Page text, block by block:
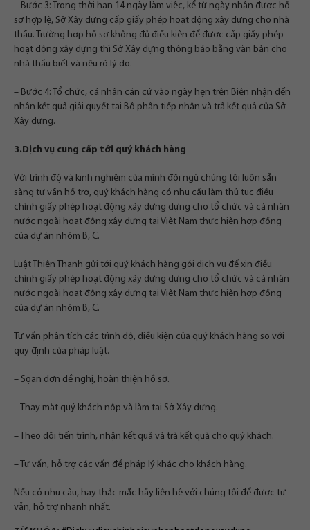
– Bước 3: Trong thời hạn 14 ngày làm việc, kể từ ngày nhận được hồ
sơ hợp lệ, Sở Xây dựng cấp giấy phép hoạt động xây dựng cho nhà
thầu. Trường hợp hồ sơ không đủ điều kiện để được cấp giấy phép
hoạt động xây dựng thì Sở Xây dựng thông báo bằng văn bản cho
nhà thầu biết và nêu rõ lý do.
– Bước 4: Tổ chức, cá nhân căn cứ vào ngày hẹn trên Biên nhận đến
nhận kết quả giải quyết tại Bộ phận tiếp nhận và trả kết quả của Sở
Xây dựng.
3.Dịch vụ cung cấp tới quý khách hàng
Với trình độ và kinh nghiệm của mình đội ngũ chúng tôi luôn sẵn
sàng tư vấn hồ trợ, quý khách hàng có nhu cầu làm thủ tục điều
chỉnh giấy phép hoạt động xây dựng dựng cho tổ chức và cá nhân
nước ngoài hoạt động xây dựng tại Việt Nam thực hiện hợp đồng
của dự án nhóm B, C.
Luật Thiên Thanh gửi tới quý khách hàng gói dịch vụ để xin điều
chỉnh giấy phép hoạt động xây dựng dựng cho tổ chức và cá nhân
nước ngoài hoạt động xây dựng tại Việt Nam thực hiện hợp đồng
của dự án nhóm B, C.
Tư vấn phân tích các trình độ, điều kiện của quý khách hàng so với
quy định của pháp luật.
– Sọan đơn đề nghị, hoàn thiện hồ sơ.
– Thay mặt quý khách nộp và làm tại Sở Xây dựng.
– Theo dõi tiến trình, nhận kết quả và trả kết quả cho quý khách.
– Tư vấn, hỗ trợ các vấn đề pháp lý khác cho khách hàng.
Nếu có nhu cầu, hay thắc mắc hãy liên hệ với chúng tôi để được tư
vẫn, hỗ trợ nhanh nhất.